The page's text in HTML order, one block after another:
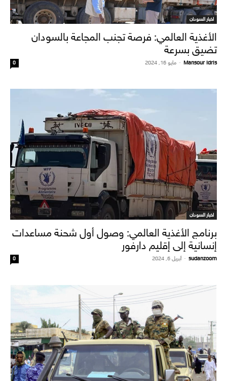
اخبار السودان
الأغذية العالمي: فرصة تجنب المجاعة بالسودان
تضيق بسرعة
Mansour Idris
- مايو 16, 2024 0
اخبار السودان
برنامج الأغذية العالمي: وصول أول شحنة مساعدات
إنسانية إلى إقليم دارفور
sudanzoom
- أبريل 6, 2024 0